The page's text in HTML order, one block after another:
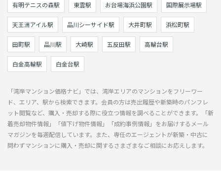
有明テニスの森駅 東雲駅 お台場海浜公園駅 国際展示場駅
天王洲アイル駅 品川シーサイド駅 大井町駅 浜松町駅
田町駅 品川駅 大崎駅 五反田駅 高輪台駅
白金高輪駅 白金台駅
「湾岸マンション価格ナビ」では、湾岸エリアのマンションをフリーワー
ド、エリア、駅から検索できます。会員の方は売出履歴や新築時のパンフレ
ット閲覧など、購入・売却する際に役立つ情報を調べることができます。「新
着売却物件情報」「値下げ物件情報」「成約事例情報」をお届けするメール
マガジンを毎週配信しています。また、専任のエージェントが新築・中古に
問わずマンションに購入・売却に関するさまざまなご相談にお応えします。